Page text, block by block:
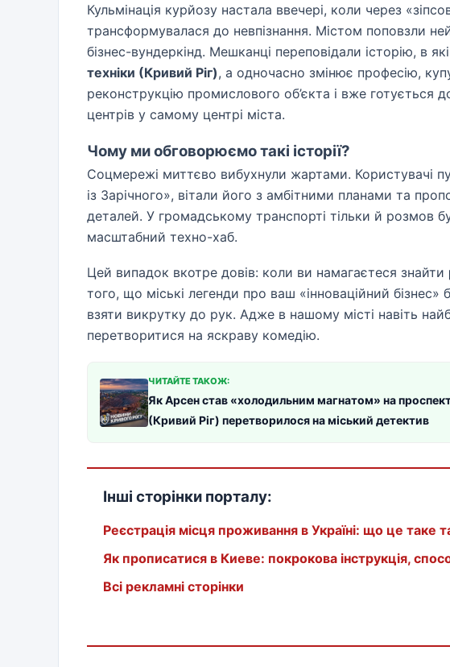
Кульмінація курйозу настала ввечері, коли через
трансформувалася до невпізнання. Містом поповзли
бізнес-вундеркінд. Мешканці переповідали історію, в
техніки (Кривий Ріг), а одночасно змінює професію,
реконструкцію промислового об’єкта і вже готується
центрів у самому центрі міста.
Чому ми обговорюємо такі історії?
Соцмережі миттєво вибухнули жартами. Користувачі
із Зарічного», вітали його з амбітними планами та
деталей. У громадському транспорті тільки й розмов
масштабний техно-хаб.
Цей випадок вкотре довів: коли ви намагаєтеся знайти
того, що міські легенди про ваш «інноваційний
взяти викрутку до рук. Адже в нашому місті навіть
перетворитися на яскраву комедію.
ЧИТАЙТЕ ТАКОЖ:
Як Арсен став «холодильним магнатом» на
(Кривий Ріг) перетворилося на міський детектив
Інші сторінки порталу:
Реєстрація місця проживання в Україні: що це таке
Як прописатися в Киеве: покрокова інструкція,
Всі рекламні сторінки